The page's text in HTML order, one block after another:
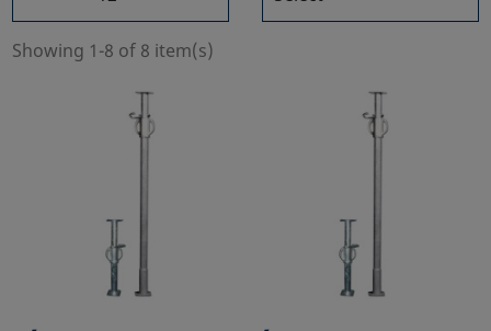
Showing 1-8 of 8 item(s)